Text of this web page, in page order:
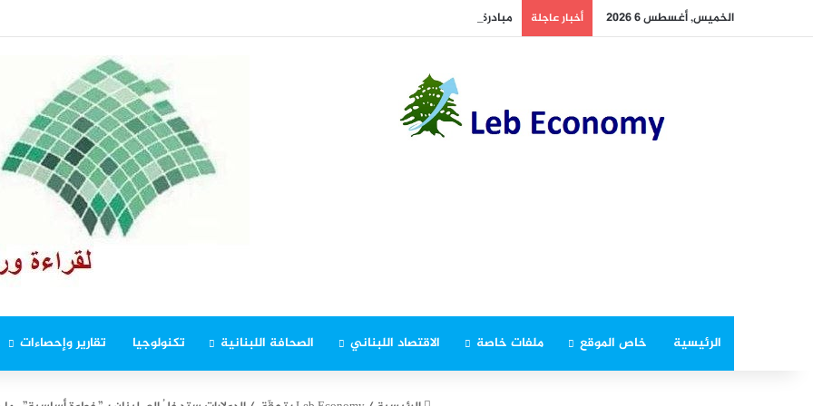
الخميس, أغسطس 6 2026 أخبار عاجلة مبادرة تركية لعقد اجتماع بين “الحزب” والقيادة السورية (اللواء 6 آب)
الرئيسية خاص الموقع ملفات خاصة الاقتصاد اللبناني الصحافة اللبنانية تكنولوجيا تقارير وإحصاءات